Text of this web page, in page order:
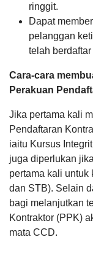
ringgit.
Dapat
pelanggan
telah
Cara-cara
Perakuan
Jika pertama kali
Pendaftaran
iaitu Kursus
juga diperlukan
pertama kali untuk
dan STB). Selain
bagi melanjutkan
Kontraktor (PPK)
mata CCD.